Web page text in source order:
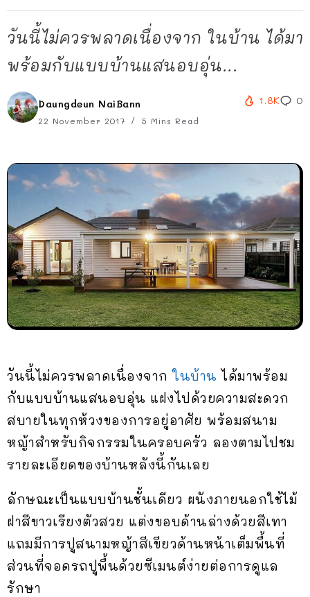
วันนี้ไม่ควรพลาดเนื่องจาก ในบ้าน ได้มา
พร้อมกับแบบบ้านแสนอบอุ่น...
Daungdeun NaiBann
22 November 2017 5 Mins Read
1.8K 0
วันนี้ไม่ควรพลาดเนื่องจากในบ้าน ได้มาพร้อม
กับแบบบ้านแสนอบอุ่น แฝงไปด้วยความสะดวก
สบายในทุกห้วงของการอยู่อาศัย พร้อมสนาม
หญ้าสำหรับกิจกรรมในครอบครัว ลองตามไปชม
รายละเอียดของบ้านหลังนี้กันเลย
ลักษณะเป็นแบบบ้านชั้นเดียว ผนังภายนอกใช้ไม้
ฝาสีขาวเรียงตัวสวย แต่งขอบด้านล่างด้วยสีเทา
แถมมีการปูสนามหญ้าสีเขียวด้านหน้าเต็มพื้นที่
ส่วนที่จอดรถปูพื้นด้วยซีเมนต์ง่ายต่อการดูแล
รักษา